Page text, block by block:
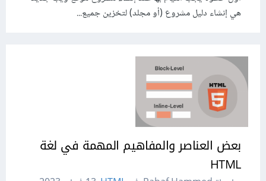
هي إنشاء دليل مشروع (أو مجلد) لتخزين جميع...
بعض العناصر والمفاهيم المهمة في لغة
HTML